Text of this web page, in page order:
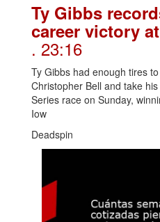
Ty Gibbs
career victory
. 23:16
Ty Gibbs had enough tires
Christopher Bell and take
Series race on Sunday,
Iow
Deadspin